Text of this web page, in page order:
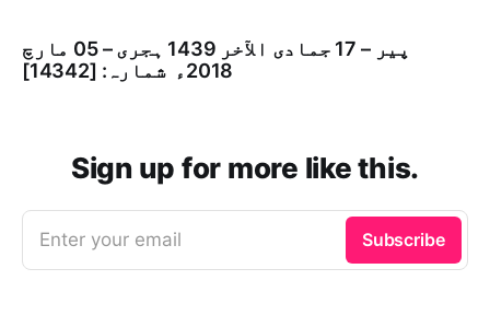
پیر – 17 جمادى الآخر 1439 ہجری – 05 مارچ
2018ء شمارہ: [14342]
Sign up for more like this.
Enter your email Subscribe